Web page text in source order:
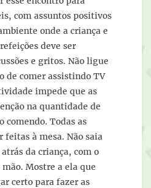
com assuntos positivos
onde a criança e
deve ser
e gritos. Não ligue
de comer assistindo TV
impede que as
na quantidade de
comendo. Todas as
feitas à mesa. Não saia
da criança, com o
Mostre a ela que
certo para fazer as